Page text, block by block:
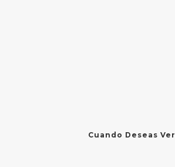
Cuando Deseas Ver